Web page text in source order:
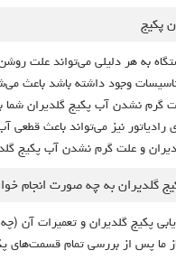
پکیج
به هر دلیلی می‌تواند علت
وجود داشته باشد باعث
گرم نشدن آب پکیج گلدیران
رادیاتور نیز می‌تواند باعث
و علت گرم نشدن آب پکیج
گلدیران به چه صورت انجام
پکیج گلدیران و تعمیرات آن
ما پس از بررسی تمام قسمت‌های